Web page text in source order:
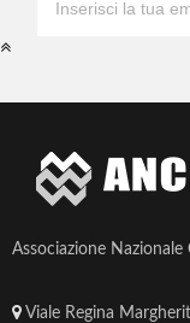
Associazione
Viale Regina